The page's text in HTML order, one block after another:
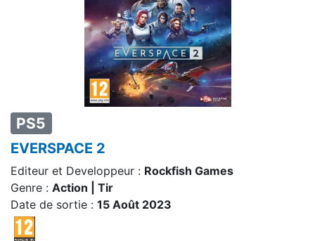
PS5
EVERSPACE 2
Editeur et Developpeur : Rockfish Games
Genre : Action | Tir
Date de sortie : 15 Août 2023